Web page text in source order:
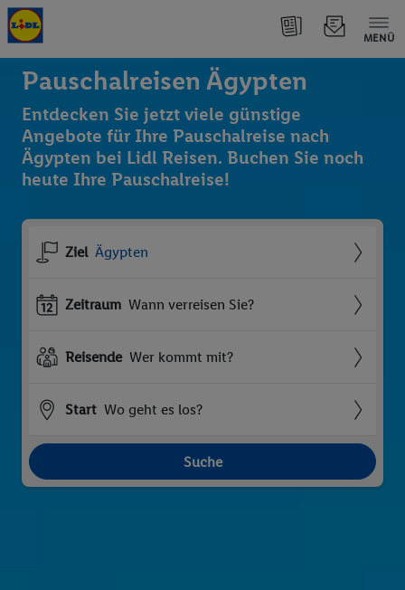
MENÜ
Pauschalreisen Ägypten
Entdecken Sie jetzt viele günstige
Angebote für Ihre Pauschalreise nach
Ägypten bei Lidl Reisen. Buchen Sie noch
heute Ihre Pauschalreise!
Ziel Ägypten
Zeitraum Wann verreisen Sie?
Reisende Wer kommt mit?
Start Wo geht es los?
Suche